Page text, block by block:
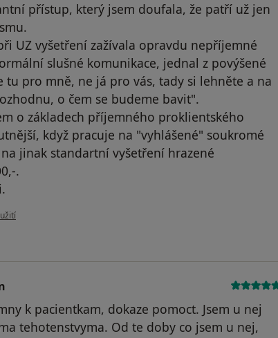
přístup, který jsem doufala, že patří už jen
UZ vyšetření zažívala opravdu nepříjemné
slušné komunikace, jednal z povýšené
tu pro mně, ne já pro vás, tady si lehněte a na
o čem se budeme bavit".
o základech příjemného proklientského
když pracuje na "vyhlášené" soukromé
jinak standartní vyšetření hrazené
.
uživatele Váš účet byl odstraněn
k pacientkam, dokaze pomoct. Jsem u nej
tehotenstvyma. Od te doby co jsem u nej,